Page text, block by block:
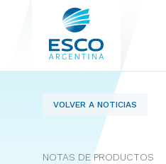
VOLVER A NOTICIAS
NOTAS DE PRODUCTOS